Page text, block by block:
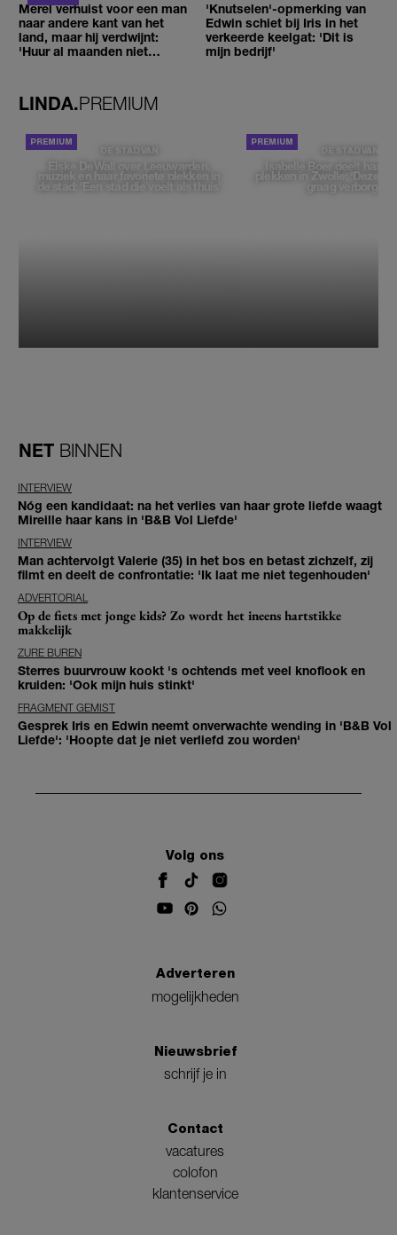
Merel verhuist voor een man
naar andere kant van het
land, maar hij verdwijnt:
'Huur al maanden niet
'Knutselen'-opmerking van
Edwin schiet bij Iris in het
verkeerde keelgat: 'Dit is
mijn bedrijf'
LINDA.PREMIUM
DE STAD VAN
Elske DeWall over Leeuwarden,
muziek en haar favoriete plekken in
de stad: 'Een stad die voelt als thuis'
DE STAD VAN
Isabelle Boer deelt haar
plekken in Zwolle: 'Deze
graag verborgen'
NET BINNEN
INTERVIEW
Nóg een kandidaat: na het verlies van haar grote liefde waagt
Mireille haar kans in 'B&B Vol Liefde'
INTERVIEW
Man achtervolgt Valerie (35) in het bos en betast zichzelf, zij
filmt en deelt de confrontatie: 'Ik laat me niet tegenhouden'
ADVERTORIAL
Op de fiets met jonge kids? Zo wordt het ineens hartstikke
makkelijk
ZURE BUREN
Sterres buurvrouw kookt 's ochtends met veel knoflook en
kruiden: 'Ook mijn huis stinkt'
FRAGMENT GEMIST
Gesprek Iris en Edwin neemt onverwachte wending in 'B&B Vol
Liefde': 'Hoopte dat je niet verliefd zou worden'
Volg ons
Adverteren
mogelijkheden
Nieuwsbrief
schrijf je in
Contact
vacatures
colofon
klantenservice